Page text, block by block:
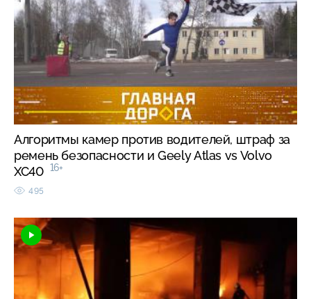
Алгоритмы камер против водителей, штраф за
ремень безопасности и Geely Atlas vs Volvo
XC40 16+
495